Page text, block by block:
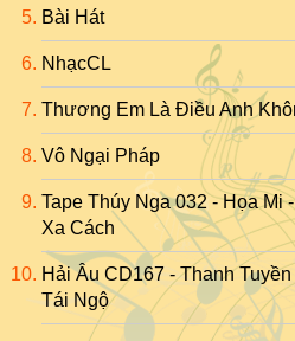
Bài Hát
NhạcCL
Thương Em Là Điều Anh
Vô Ngại Pháp
Tape Thúy Nga 032 - Họa Mi
Xa Cách
Hải Âu CD167 - Thanh
Tái Ngộ